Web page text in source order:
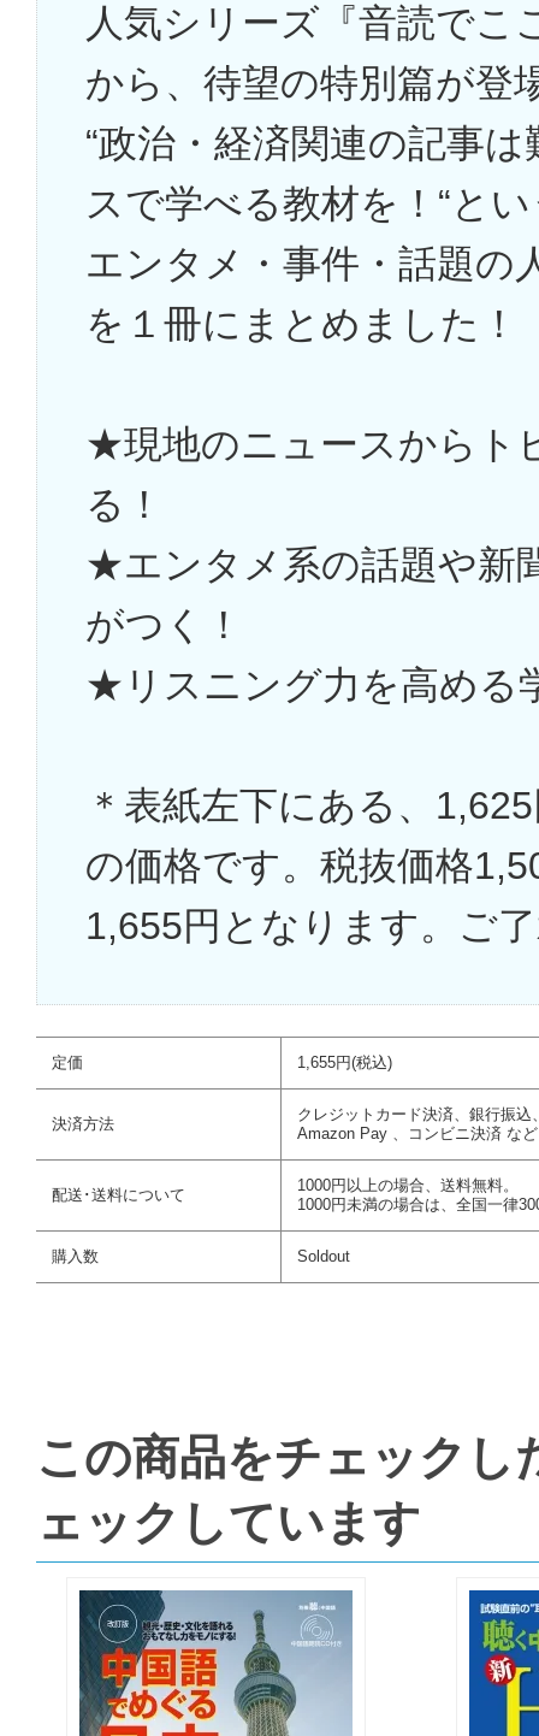
人気シリーズ『音読でこ
から、待望の特別篇が登
“政治・経済関連の記事
スで学べる教材を！“と
エンタメ・事件・話題の
を１冊にまとめました！
★現地のニュースからト
る！
★エンタメ系の話題や新
がつく！
★リスニング力を高める
＊表紙左下にある、
の価格です。税抜価格
1,655円となります。ご
定価 1,655円(税込)
決済方法
クレジットカード決済、銀行振込
Amazon Pay 、コンビニ決済 など
配送･送料について
1000円以上の場合、送料無料。
1000円未満の場合は、全国一律
購入数 Soldout
この商品をチェックし
ェックしています